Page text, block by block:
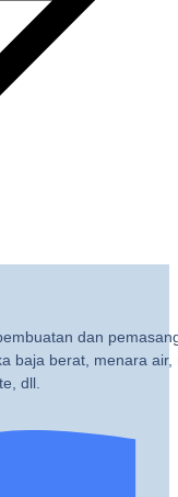
dan
baja berat, menara air,
dll.